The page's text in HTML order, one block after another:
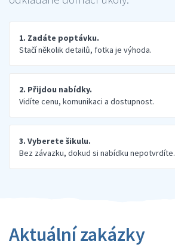
1. Zadáte poptávku.
Stačí několik detailů, fotka je výhoda.
2. Přijdou nabídky.
Vidíte cenu, komunikaci a dostupnost.
3. Vyberete šikulu.
Bez závazku, dokud si nabídku nepotvrdíte.
Aktuální zakázky